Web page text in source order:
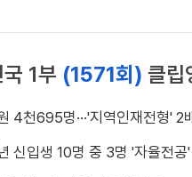
1부 (1571회) 클립
4천695명···'지역인재전형' 2
신입생 10명 중 3명 '자율전공